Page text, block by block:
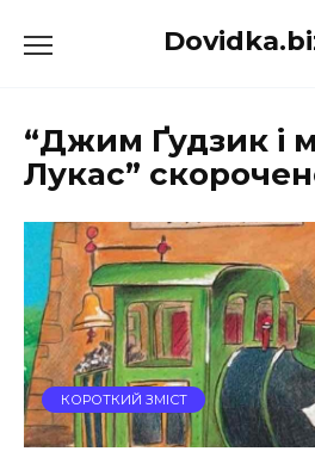
до
“Джим Ґудзик і
Лукас”
КОРОТКИЙ ЗМІСТ